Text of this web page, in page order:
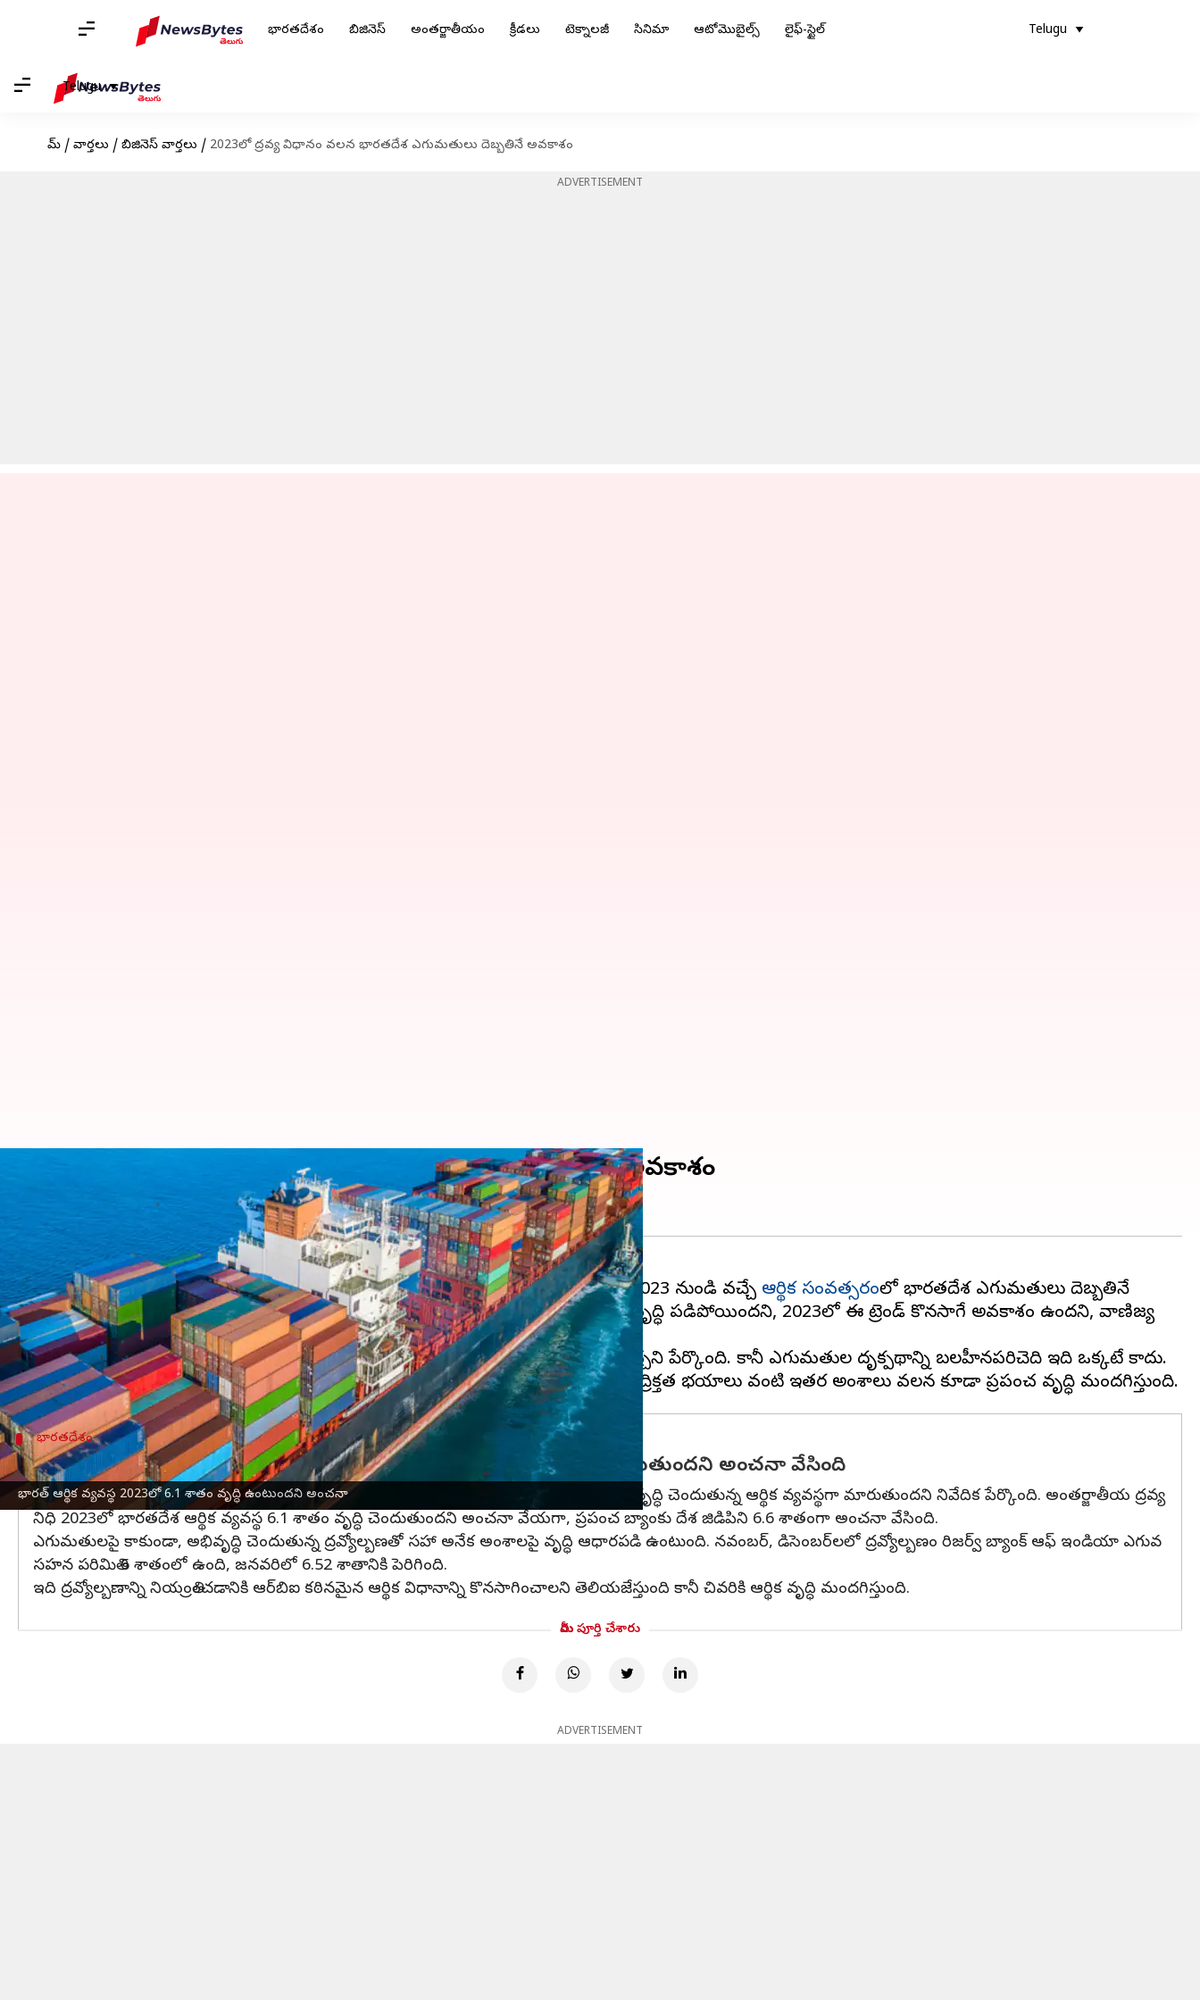
భారతదేశం బిజినెస్ అంతర్జాతీయం క్రీడలు టెక్నాలజీ సినిమా ఆటోమొబైల్స్ లైఫ్-స్టైల్ Telugu
Telugu
హోమ్ / వార్తలు / బిజినెస్ వార్తలు / 2023లో ద్రవ్య విధానం వలన భారతదేశ ఎగుమతులు దెబ్బతినే అవకాశం
ADVERTISEMENT
భారత్ ఆర్థిక వ్యవస్థ 2023లో 6.1 శాతం వృద్ధి ఉంటుందని అంచనా
2023లో ద్రవ్య విధానం వలన భారతదేశ ఎగుమతులు దెబ్బతినే అవకాశం
07:17 pm
ఈ వార్తాకథనం ఏంటి
గ్లోబల్ డిమాండ్‌ దెబ్బతినడం ప్రారంభమయ్యాక కఠినమైన ద్రవ్య విధానం కారణంగా ఏప్రిల్ 1, 2023 నుండి వచ్చే ఆర్థిక సంవత్సరంలో భారతదేశ ఎగుమతులు దెబ్బతినే
అవకాశం ఉంది. ఆర్థిక మంత్రిత్వ శాఖ నెలవారీ ఆర్థిక నివేదికలో 2022లో ప్రపంచ వాణిజ్య వృద్ధి పడిపోయిందని, 2023లో ఈ ట్రెండ్ కొనసాగే అవకాశం ఉందని, వాణిజ్య
విలువ మరింత తగ్గుతుందని పేర్కొంది.
ప్రపంచ వృద్ధిలో క్షీణతను వివిధ ఏజెన్సీలు అంచనా వేశారు కాబట్టి ఇది 2023లో కొనసాగవచ్చని పేర్కొంది. కానీ ఎగుమతుల దృక్పథాన్ని బలహీనపరిచెది ఇది ఒక్కటే కాదు.
భారతదేశం
అంతర్జాతీయ ద్రవ్య నిధి 2023లో భారతదేశ ఆర్థిక వ్యవస్థ 6.1 శాతం వృద్ధి చెందుతుందని అంచనా వేసింది
ఎగుమతి వృద్ధి తక్కువగా ఉన్నప్పటికీ, వచ్చే ఆర్థిక సంవత్సరంలో భారతదేశం అత్యంత వేగంగా అభివృద్ధి చెందుతున్న ఆర్థిక వ్యవస్థగా మారుతుందని నివేదిక పేర్కొంది. అంతర్జాతీయ ద్రవ్య
నిధి 2023లో భారతదేశ ఆర్థిక వ్యవస్థ 6.1 శాతం వృద్ధి చెందుతుందని అంచనా వేయగా, ప్రపంచ బ్యాంకు దేశ జిడిపిని 6.6 శాతంగా అంచనా వేసింది.
ఎగుమతులపై కాకుండా, అభివృద్ధి చెందుతున్న ద్రవ్యోల్బణతో సహా అనేక అంశాలపై వృద్ధి ఆధారపడి ఉంటుంది. నవంబర్, డిసెంబర్‌లలో ద్రవ్యోల్బణం రిజర్వ్ బ్యాంక్ ఆఫ్ ఇండియా ఎగువ
సహన పరిమితి 6 శాతంలో ఉంది, జనవరిలో 6.52 శాతానికి పెరిగింది.
ఇది ద్రవ్యోల్బణాన్ని నియంత్రించడానికి ఆర్‌బిఐ కఠినమైన ఆర్థిక విధానాన్ని కొనసాగించాలని తెలియజేస్తుంది కానీ చివరికి ఆర్థిక వృద్ధి మందగిస్తుంది.
మీరు పూర్తి చేశారు
ADVERTISEMENT